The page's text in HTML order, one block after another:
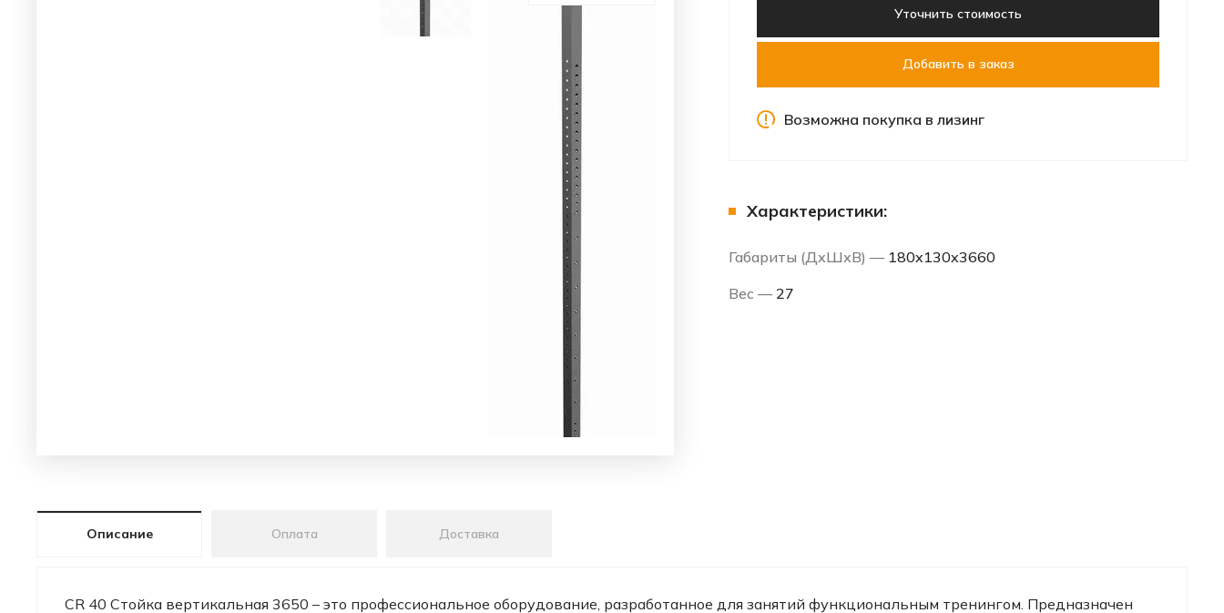
Уточнить стоимость
Добавить в заказ
Возможна покупка в лизинг
Характеристики:
Габариты (ДхШхВ) — 180x130x3660
Вес — 27
Описание Оплата Доставка
СR 40 Стойка вертикальная 3650 – это профессиональное оборудование, разработанное для занятий функциональным тренингом. Предназначен